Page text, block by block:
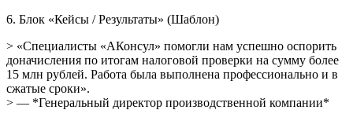
6. Блок «Кейсы / Результаты» (Шаблон)
> «Специалисты «АКонсул» помогли нам успешно оспорить
доначисления по итогам налоговой проверки на сумму более
15 млн рублей. Работа была выполнена профессионально и в
сжатые сроки».
> — *Генеральный директор производственной компании*